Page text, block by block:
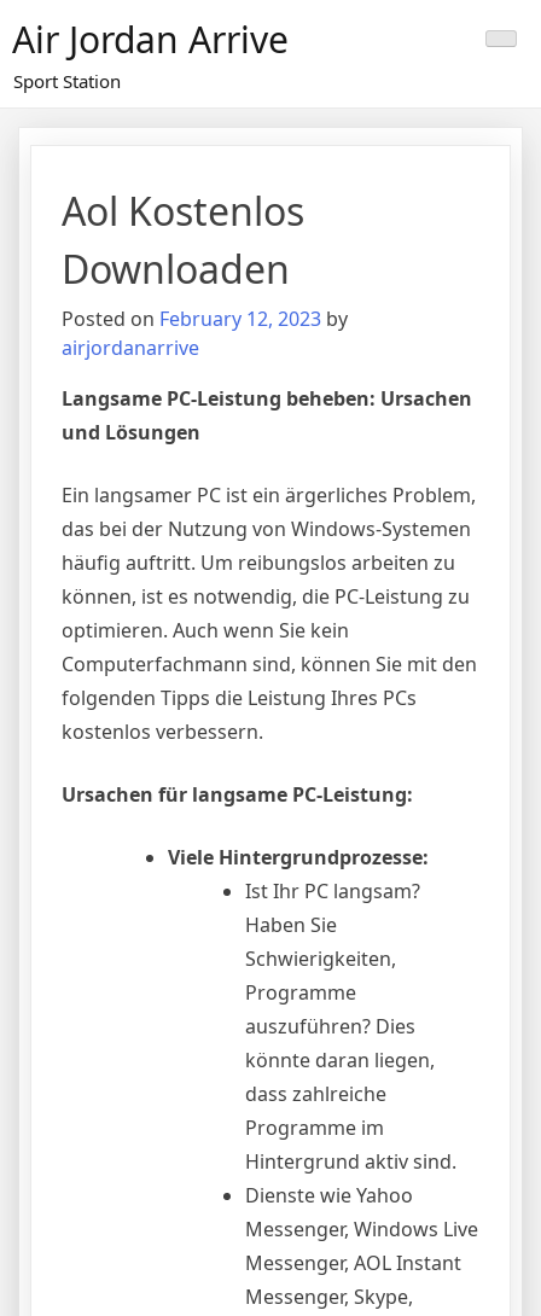
to
content
Air Jordan Arrive
Sport Station
Aol Kostenlos
Downloaden
Posted on February 12, 2023 by
airjordanarrive
Langsame PC-Leistung beheben: Ursachen
und Lösungen
Ein langsamer PC ist ein ärgerliches Problem,
das bei der Nutzung von Windows-Systemen
häufig auftritt. Um reibungslos arbeiten zu
können, ist es notwendig, die PC-Leistung zu
optimieren. Auch wenn Sie kein
Computerfachmann sind, können Sie mit den
folgenden Tipps die Leistung Ihres PCs
kostenlos verbessern.
Ursachen für langsame PC-Leistung:
Viele Hintergrundprozesse:
Ist Ihr PC langsam?
Haben Sie
Schwierigkeiten,
Programme
auszuführen? Dies
könnte daran liegen,
dass zahlreiche
Programme im
Hintergrund aktiv sind.
Dienste wie Yahoo
Messenger, Windows Live
Messenger, AOL Instant
Messenger, Skype,